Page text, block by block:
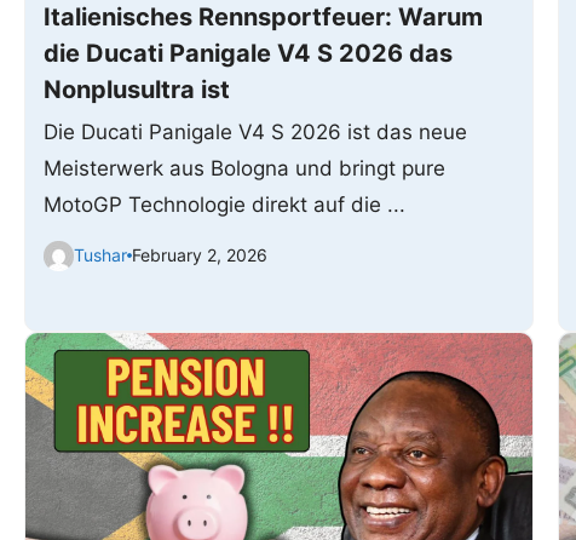
Italienisches Rennsportfeuer: Warum
die Ducati Panigale V4 S 2026 das
Nonplusultra ist
Die Ducati Panigale V4 S 2026 ist das neue
Meisterwerk aus Bologna und bringt pure
MotoGP Technologie direkt auf die ...
Tushar February 2, 2026